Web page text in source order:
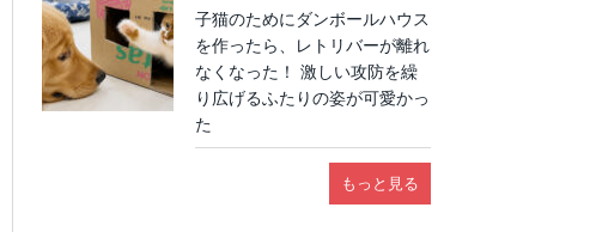
子猫のためにダンボールハウス
を作ったら、レトリバーが離れ
なくなった！ 激しい攻防を繰
り広げるふたりの姿が可愛かっ
た
もっと見る